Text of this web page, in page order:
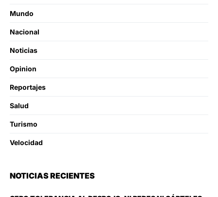
Mundo
Nacional
Noticias
Opinion
Reportajes
Salud
Turismo
Velocidad
NOTICIAS RECIENTES